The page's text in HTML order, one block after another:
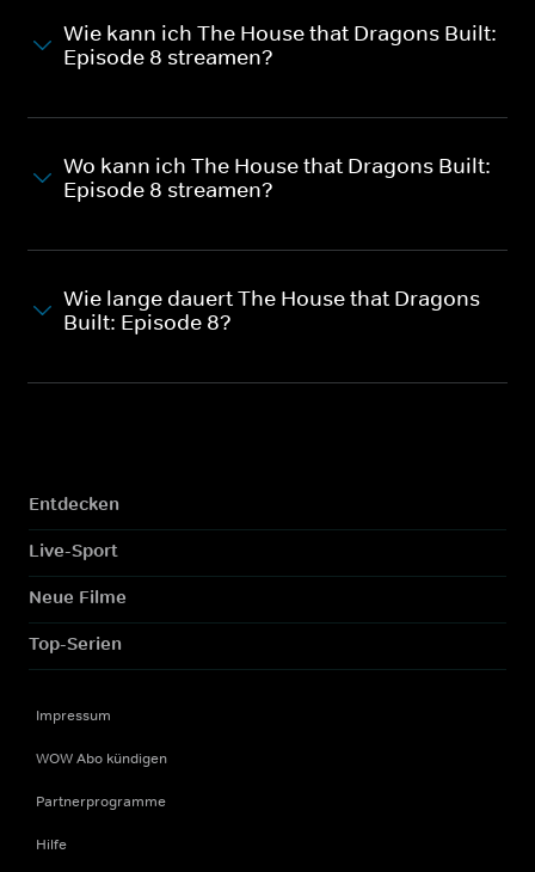
Wie kann ich The House that Dragons Built:
Episode 8 streamen?
Wo kann ich The House that Dragons Built:
Episode 8 streamen?
Wie lange dauert The House that Dragons
Built: Episode 8?
Entdecken
Live-Sport
Neue Filme
Top-Serien
Impressum
WOW Abo kündigen
Partnerprogramme
Hilfe